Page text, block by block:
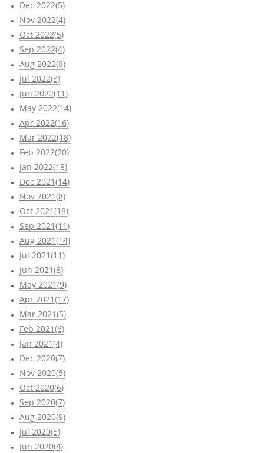
Dec 2022(5)
Nov 2022(4)
Oct 2022(5)
Sep 2022(4)
Aug 2022(8)
Jul 2022(3)
Jun 2022(11)
May 2022(14)
Apr 2022(16)
Mar 2022(18)
Feb 2022(20)
Jan 2022(18)
Dec 2021(14)
Nov 2021(8)
Oct 2021(18)
Sep 2021(11)
Aug 2021(14)
Jul 2021(11)
Jun 2021(8)
May 2021(9)
Apr 2021(17)
Mar 2021(5)
Feb 2021(6)
Jan 2021(4)
Dec 2020(7)
Nov 2020(5)
Oct 2020(6)
Sep 2020(7)
Aug 2020(9)
Jul 2020(5)
Jun 2020(4)